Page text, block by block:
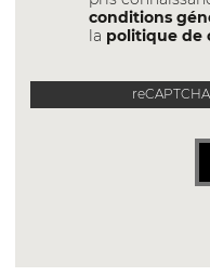
conditions
la politique de